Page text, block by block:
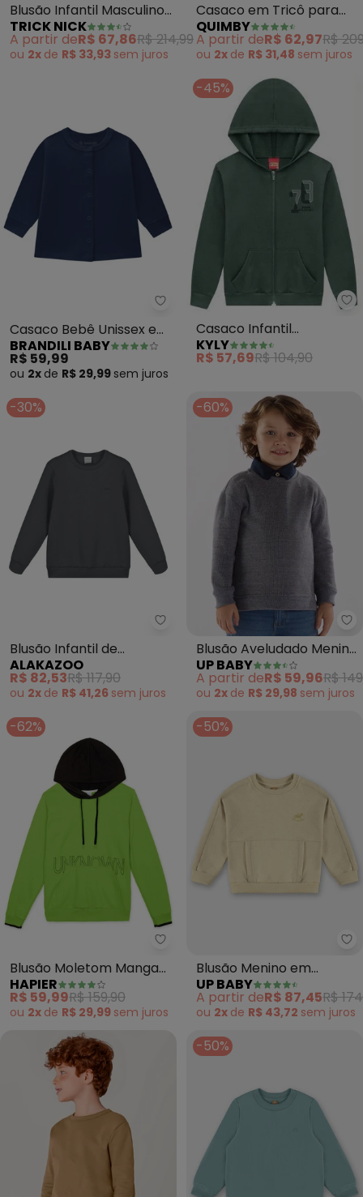
Blusão Infantil Masculino
(Marrom)
TRICK NICK
A partir deR$ 67,86R$ 214,99
ou 2x de R$ 33,93 sem juros
Casaco em Tricô para
Bebê Unissex (Verde)
QUIMBY
A partir deR$ 62,97R$
ou 2x de R$ 31,48 sem juros
Brandili Baby - Casaco Bebê
Casaco Bebê Unissex em
Cotton (Azul)
BRANDILI BABY
R$ 59,99
ou 2x de R$ 29,99 sem juros
-45%
Casaco Infantil
Menino(Verde)
KYLY
R$ 57,69R$ 104,90
-30%
Alakazoo - Blusão Infantil de
Blusão Infantil de
Moletom Menino (Cinza)
ALAKAZOO
R$ 82,53R$ 117,90
ou 2x de R$ 41,26 sem juros
-60%
Blusão Aveludado Menino
(Azul)
UP BABY
A partir deR$ 59,96R$
ou 2x de R$ 29,98 sem juros
-62%
Hapier - Blusão Moletom
Blusão Moletom Manga
Longa com Capuz Juvenil
Mascu
HAPIER
R$ 59,99R$ 159,90
ou 2x de R$ 29,99 sem juros
-50%
Blusão Menino em
Moletom Linho (Amarelo)
UP BABY
A partir deR$ 87,45R$
ou 2x de R$ 43,72 sem juros
-50%